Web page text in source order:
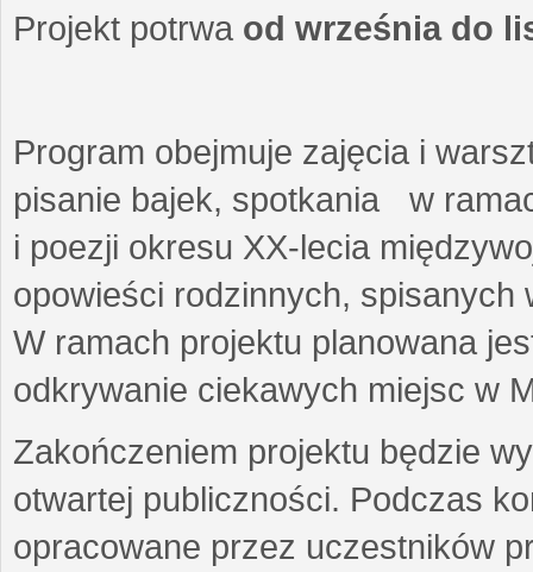
Projekt potrwa od września do
Program obejmuje zajęcia i
pisanie bajek, spotkania w
i poezji okresu XX-lecia
opowieści rodzinnych,
W ramach projektu planowana
odkrywanie ciekawych miejsc w
Zakończeniem projektu będzie
otwartej publiczności. Podczas
opracowane przez uczestników